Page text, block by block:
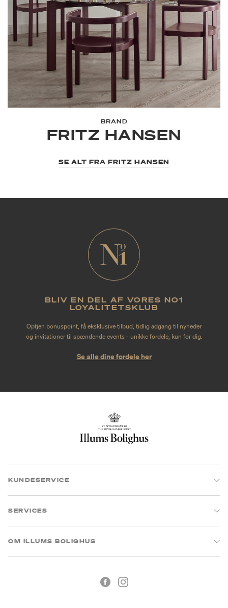
BRAND
FRITZ HANSEN
SE ALT FRA FRITZ HANSEN
BLIV EN DEL AF VORES NO1
LOYALITETSKLUB
Optjen bonuspoint, få eksklusive tilbud, tidlig adgang til nyheder
og invitationer til spændende events - unikke fordele, kun for dig.
Se alle dine fordele her
KUNDESERVICE
SERVICES
OM ILLUMS BOLIGHUS